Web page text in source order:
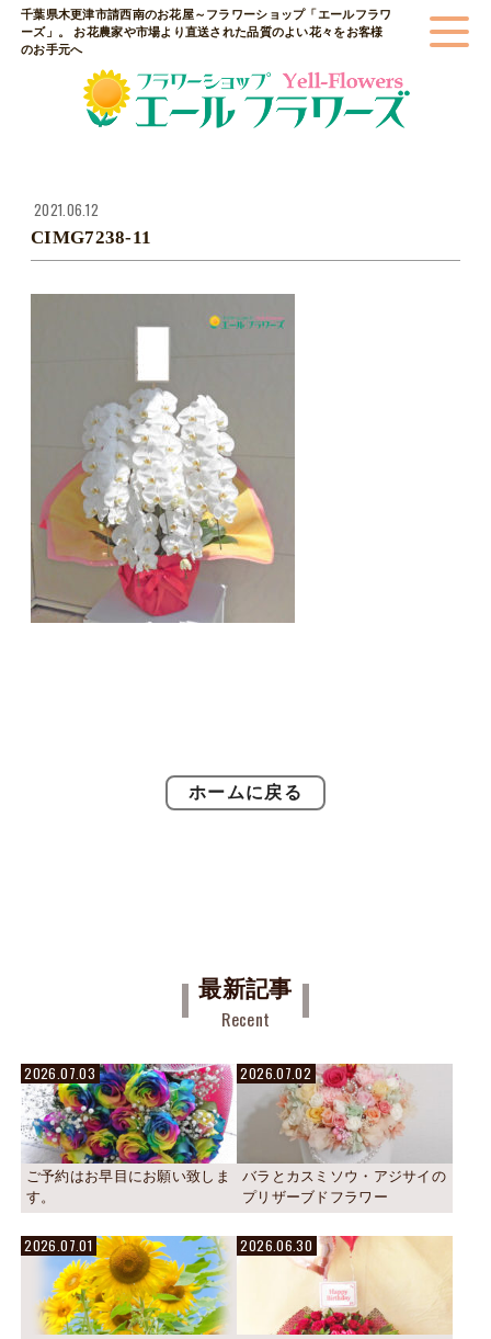
千葉県木更津市請西南のお花屋～フラワーショップ「エールフラワ
ーズ」。 お花農家や市場より直送された品質のよい花々をお客様
のお手元へ
2021.06.12
CIMG7238-11
ホームに戻る
最新記事
Recent
2026.07.03
ご予約はお早目にお願い致しま
す。
2026.07.02
バラとカスミソウ・アジサイの
プリザーブドフラワー
2026.07.01 2026.06.30